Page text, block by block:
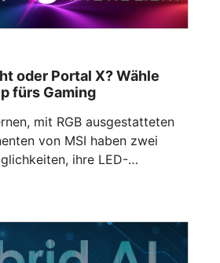
oder Portal X? Wähle
fürs Gaming
mit RGB ausgestatteten
von MSI haben zwei
ihre LED-